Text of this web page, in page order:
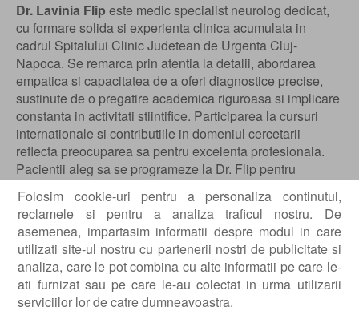
Folosim cookie-uri pentru a personaliza continutul,
reclamele si pentru a analiza traficul nostru. De
asemenea, impartasim informatii despre modul in care
utilizati site-ul nostru cu partenerii nostri de publicitate si
analiza, care le pot combina cu alte informatii pe care le-
ati furnizat sau pe care le-au colectat in urma utilizarii
serviciilor lor de catre dumneavoastra.
Dr. Lavinia Flip este medic specialist neurolog dedicat,
cu formare solida si experienta clinica acumulata in
cadrul Spitalului Clinic Judetean de Urgenta Cluj-
Napoca. Se remarca prin atentia la detalii, abordarea
empatica si capacitatea de a oferi diagnostice precise,
sustinute de o pregatire academica riguroasa si implicare
constanta in activitati stiintifice. Participarea la cursuri
internationale si contributiile in domeniul cercetarii
reflecta preocuparea sa pentru excelenta profesionala.
Pacientii aleg sa se programeze la Dr. Flip pentru
profesionalismul, comunicarea clara si grija autentica fata
de fiecare caz in parte.
Educatie
2014 – 2020 - Universitatea de Medicina si Farmacie
„Iuliu Hatieganu” Cluj-Napoca, Licenta in Medicina
Generala;